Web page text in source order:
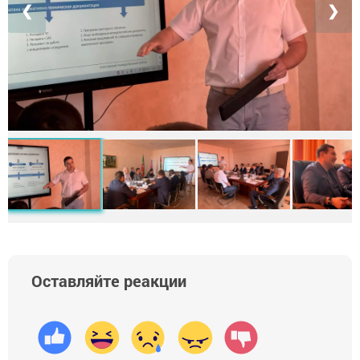
❮ ❯
Оставляйте реакции